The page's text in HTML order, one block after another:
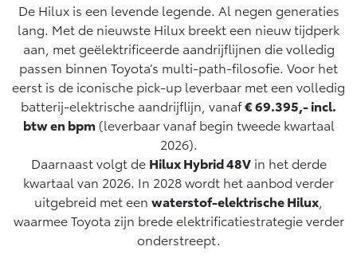
Corolla Hatchback
HYBRIDE
Vanaf € 33.495,-
Corolla Touring Sports
HYBRIDE
Vanaf € 35.495,-
Toyota C-HR
Toyota handleidingen
Toyota Service Informatie (SIL)
Schade & Garantie
Toyota Pechhulp
Schade & Glasherstel
10 jaar Toyota garantie
10 jaar batterijgarantie
Toyota fabrieksgarantie
Financieren
Toyota Betaalplan
Oplaadservice
Thuislaadpakketten
Laadpas
Energie en slim laden
Leaserijder
ZZP
Wagenparkbeheer
Contact zakelijke markt
Leasen
Financial Lease
Operational Lease
Schade melden
Plan een proefrit
Vraag een brochure aan
Bekijk de verwachte modellen
De Hilux is een levende legende. Al negen generaties
lang. Met de nieuwste Hilux breekt een nieuw tijdperk
aan, met geëlektrificeerde aandrijflijnen die volledig
passen binnen Toyota’s multi-path-filosofie. Voor het
eerst is de iconische pick-up leverbaar met een volledig
batterij-elektrische aandrijflijn, vanaf€ 69.395,- incl.
btw en bpm(leverbaar vanaf begin tweede kwartaal
2026).
Daarnaast volgt de Hilux Hybrid 48Vin het derde
kwartaal van 2026. In 2028 wordt het aanbod verder
uitgebreid met een waterstof-elektrische Hilux
waarmee Toyota zijn brede elektrificatiestrategie verder
onderstreept.